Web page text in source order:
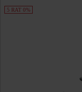
5 RAT 0%